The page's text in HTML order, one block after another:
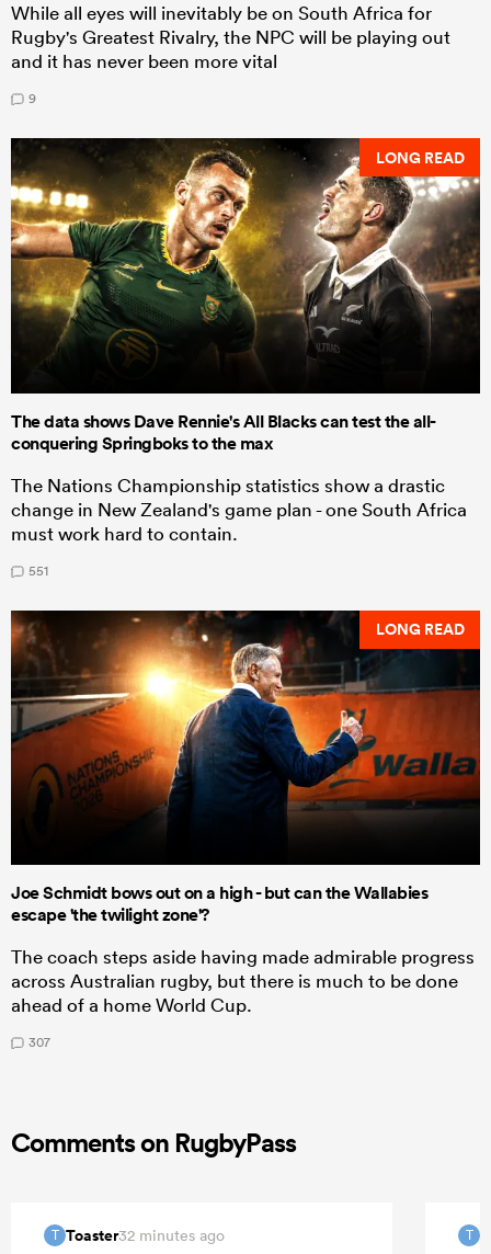
While all eyes will inevitably be on South Africa for
Rugby's Greatest Rivalry, the NPC will be playing out
and it has never been more vital
9
LONG READ
The data shows Dave Rennie's All Blacks can test the all-
conquering Springboks to the max
The Nations Championship statistics show a drastic
change in New Zealand's game plan - one South Africa
must work hard to contain.
551
LONG READ
Joe Schmidt bows out on a high - but can the Wallabies
escape 'the twilight zone'?
The coach steps aside having made admirable progress
across Australian rugby, but there is much to be done
ahead of a home World Cup.
307
Comments on RugbyPass
T Toaster32 minutes ago T